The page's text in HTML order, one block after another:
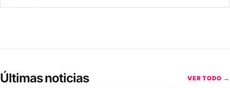
Últimas noticias VER TODO →